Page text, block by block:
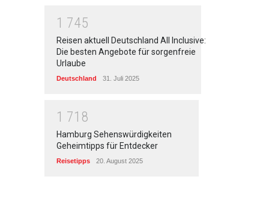
1 745
Reisen aktuell Deutschland All Inclusive:
Die besten Angebote für sorgenfreie
Urlaube
Deutschland 31. Juli 2025
1 71 8
Hamburg Sehenswürdigkeiten
Geheimtipps für Entdecker
Reisetipps 20. August 2025